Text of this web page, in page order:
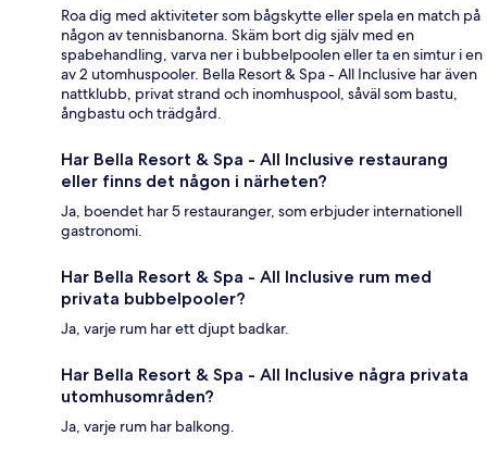
Roa dig med aktiviteter som bågskytte eller spela en match på
någon av tennisbanorna. Skäm bort dig själv med en
spabehandling, varva ner i bubbelpoolen eller ta en simtur i en
av 2 utomhuspooler. Bella Resort & Spa - All Inclusive har även
nattklubb, privat strand och inomhuspool, såväl som bastu,
ångbastu och trädgård.
Har Bella Resort & Spa - All Inclusive restaurang
eller finns det någon i närheten?
Ja, boendet har 5 restauranger, som erbjuder internationell
gastronomi.
Har Bella Resort & Spa - All Inclusive rum med
privata bubbelpooler?
Ja, varje rum har ett djupt badkar.
Har Bella Resort & Spa - All Inclusive några privata
utomhusområden?
Ja, varje rum har balkong.